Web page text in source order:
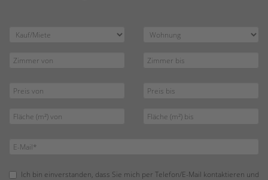
Ich bin einverstanden, dass Sie mich per Telefon/E-Mail kontaktieren und